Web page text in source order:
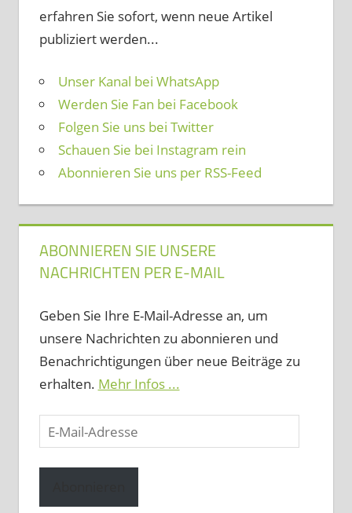
erfahren Sie sofort, wenn neue Artikel
publiziert werden...
Unser Kanal bei WhatsApp
Werden Sie Fan bei Facebook
Folgen Sie uns bei Twitter
Schauen Sie bei Instagram rein
Abonnieren Sie uns per RSS-Feed
ABONNIEREN SIE UNSERE
NACHRICHTEN PER E-MAIL
Geben Sie Ihre E-Mail-Adresse an, um
unsere Nachrichten zu abonnieren und
Benachrichtigungen über neue Beiträge zu
erhalten. Mehr Infos ...
E-
Mail-
Adresse